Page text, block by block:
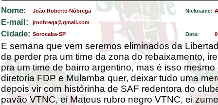
Nome:
João Roberto Nóbrega Nickname:
E-mail: jrnobrega@gmail.com
Cidade: Sorocaba-SP Data:
E semana que vem seremos eliminados da
de perder pra um time da zona do rebaixamento,
pra um time de bairro argentino, mas é isso
diretoria FDP e Mulamba quer, deixar tudo uma
depois vir com histórinha de SAF redentora do
pavão VTNC, ei Mateus rubro negro VTNC, ei